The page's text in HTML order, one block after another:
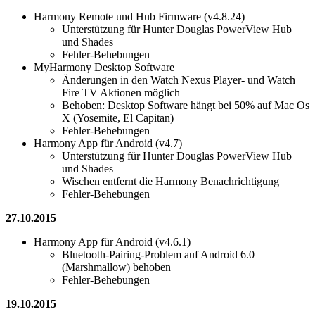
Harmony Remote und Hub Firmware (v4.8.24)
Unterstützung für Hunter Douglas PowerView Hub
und Shades
Fehler-Behebungen
MyHarmony Desktop Software
Änderungen in den Watch Nexus Player- und Watch
Fire TV Aktionen möglich
Behoben: Desktop Software hängt bei 50% auf Mac Os
X (Yosemite, El Capitan)
Fehler-Behebungen
Harmony App für Android (v4.7)
Unterstützung für Hunter Douglas PowerView Hub
und Shades
Wischen entfernt die Harmony Benachrichtigung
Fehler-Behebungen
27.10.2015
Harmony App für Android (v4.6.1)
Bluetooth-Pairing-Problem auf Android 6.0
(Marshmallow) behoben
Fehler-Behebungen
19.10.2015